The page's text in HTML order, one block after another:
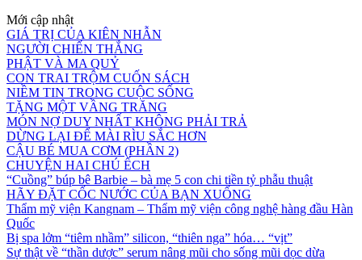
Mới cập nhật
GIÁ TRỊ CỦA KIÊN NHẪN
NGƯỜI CHIẾN THẮNG
PHẬT VÀ MA QUỶ
CON TRAI TRỘM CUỐN SÁCH
NIỀM TIN TRONG CUỘC SỐNG
TẶNG MỘT VẦNG TRĂNG
MÓN NỢ DUY NHẤT KHÔNG PHẢI TRẢ
DỪNG LẠI ĐỂ MÀI RÌU SẮC HƠN
CẬU BÉ MUA CƠM (PHẦN 2)
CHUYỆN HAI CHÚ ẾCH
“Cuồng” búp bê Barbie – bà mẹ 5 con chi tiền tỷ phẫu thuật
HÃY ĐẶT CỐC NƯỚC CỦA BẠN XUỐNG
Thẩm mỹ viện Kangnam – Thẩm mỹ viện công nghệ hàng đầu Hàn
Quốc
Bị spa lởm “tiêm nhầm” silicon, “thiên nga” hóa… “vịt”
Sự thật về “thần dược” serum nâng mũi cho sống mũi dọc dừa